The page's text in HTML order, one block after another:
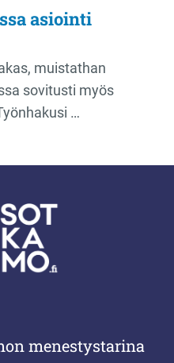
asiointi
muistathan
sovitusti myös
…
menestystarina